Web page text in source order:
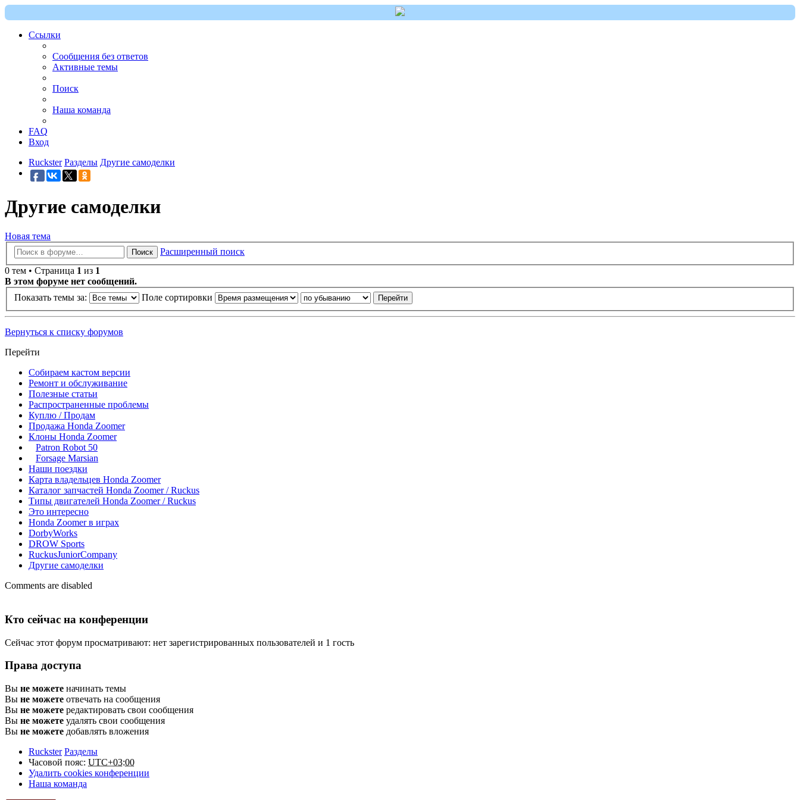
Ссылки
Сообщения без ответов
Активные темы
Поиск
Наша команда
FAQ
Вход
Ruckster Разделы Другие самоделки
Другие самоделки
Новая тема
Поиск
Расширенный поиск
0 тем • Страница 1 из 1
В этом форуме нет сообщений.
Показать темы за:
Поле сортировки
Вернуться к списку форумов
Перейти
Собираем кастом версии
Ремонт и обслуживание
Полезные статьи
Распространенные проблемы
Куплю / Продам
Продажа Honda Zoomer
Клоны Honda Zoomer
Patron Robot 50
Forsage Marsian
Наши поездки
Карта владельцев Honda Zoomer
Каталог запчастей Honda Zoomer / Ruckus
Типы двигателей Honda Zoomer / Ruckus
Это интересно
Honda Zoomer в играх
DorbyWorks
DROW Sports
RuckusJuniorCompany
Другие самоделки
Comments are disabled
Кто сейчас на конференции
Сейчас этот форум просматривают: нет зарегистрированных пользователей и 1 гость
Права доступа
Вы не можете начинать темы
Вы не можете отвечать на сообщения
Вы не можете редактировать свои сообщения
Вы не можете удалять свои сообщения
Вы не можете добавлять вложения
Ruckster Разделы
Часовой пояс: UTC+03:00
Удалить cookies конференции
Наша команда